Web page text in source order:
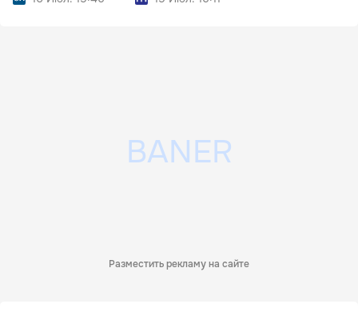
дизайна
Разместить рекламу на сайте